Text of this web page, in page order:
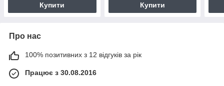
Купити Купити
Про нас
100% позитивних з 12 відгуків за рік
Працює з 30.08.2016